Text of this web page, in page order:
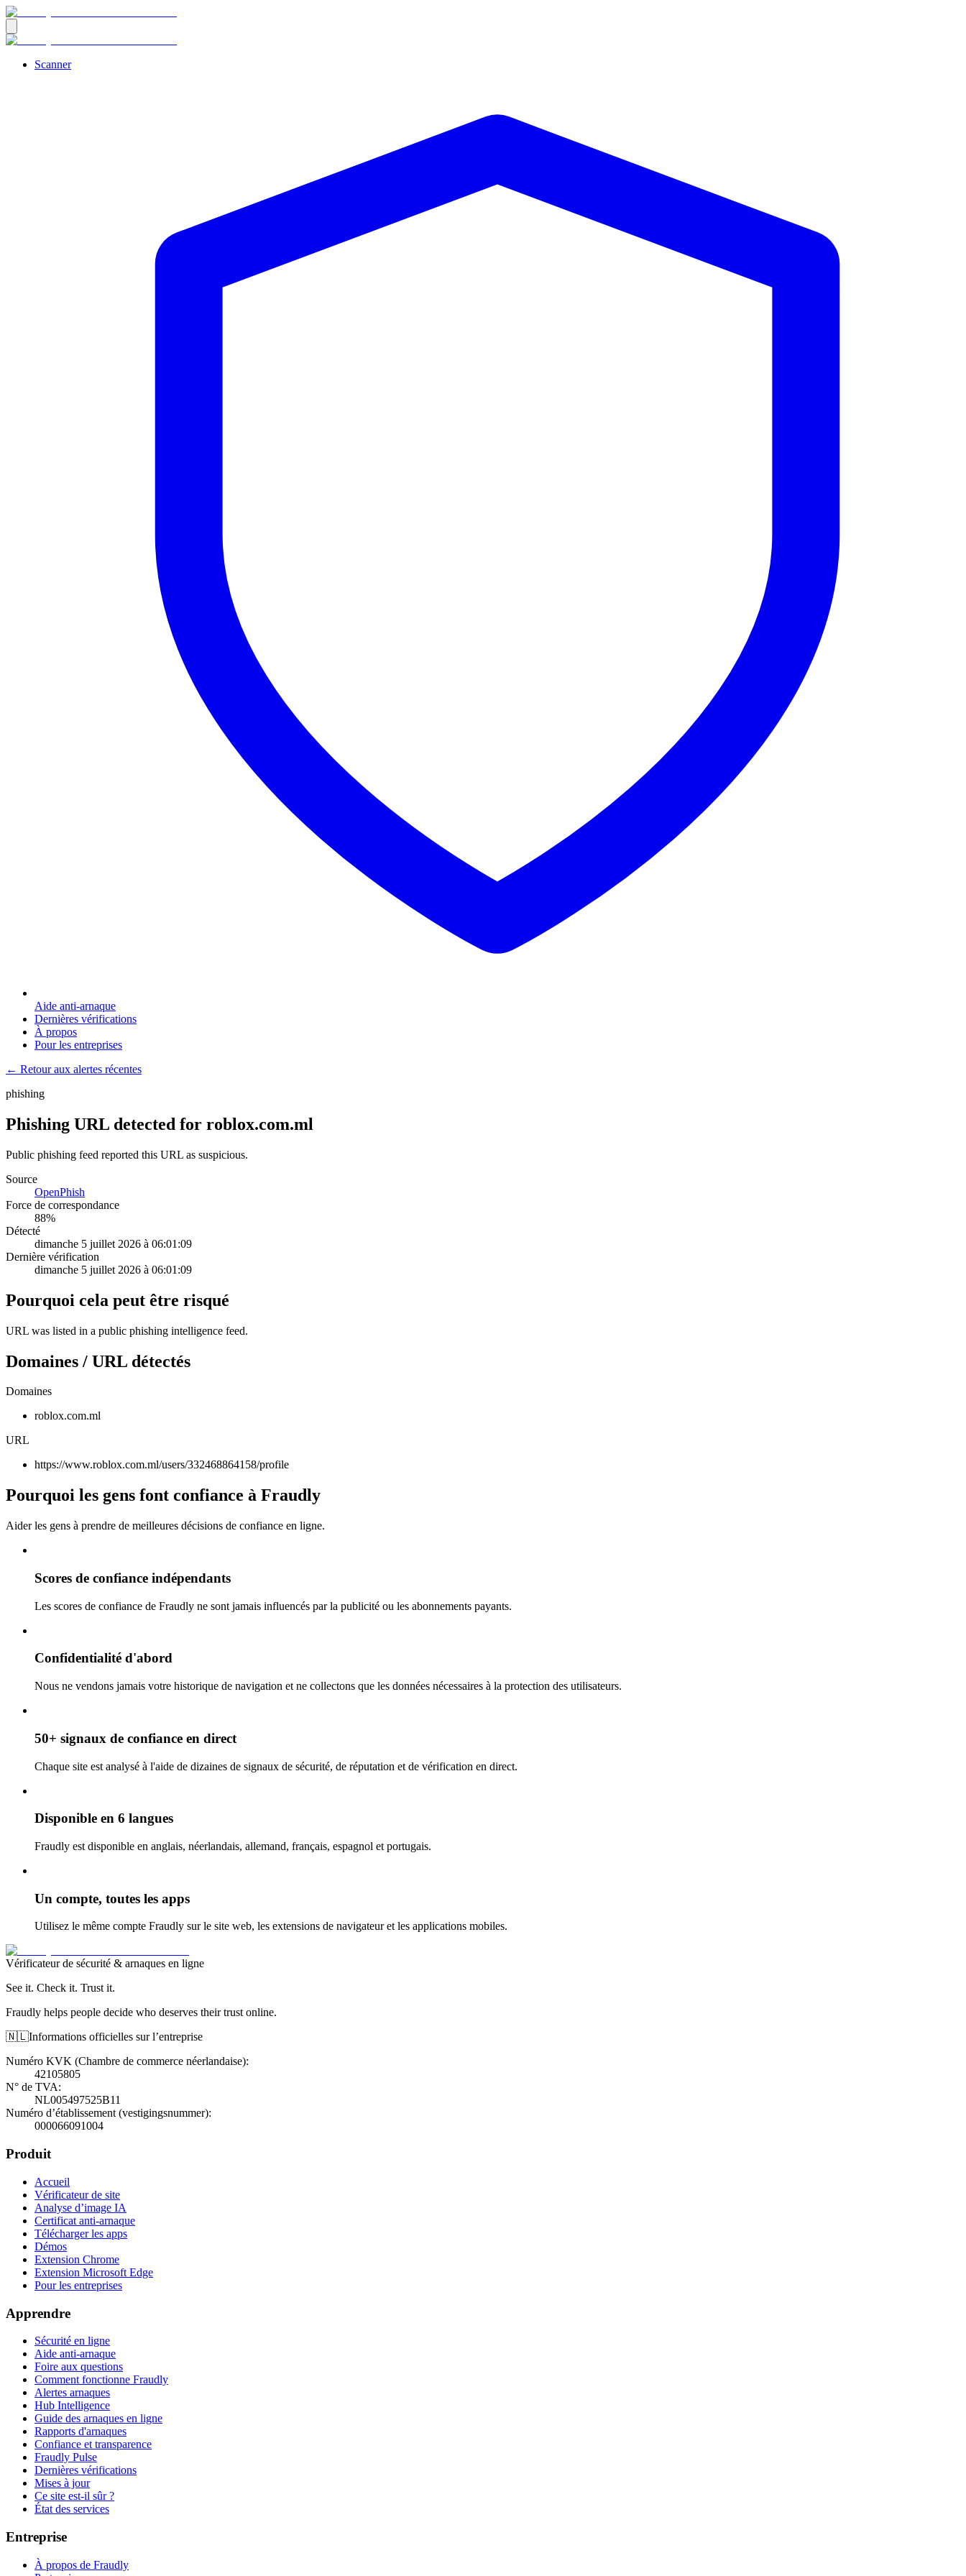
Scanner
Aide anti-arnaque
Dernières vérifications
À propos
Pour les entreprises
← Retour aux alertes récentes
phishing
Phishing URL detected for roblox.com.ml
Public phishing feed reported this URL as suspicious.
Source
OpenPhish
Force de correspondance
88%
Détecté
dimanche 5 juillet 2026 à 06:01:09
Dernière vérification
dimanche 5 juillet 2026 à 06:01:09
Pourquoi cela peut être risqué
URL was listed in a public phishing intelligence feed.
Domaines / URL détectés
Domaines
roblox.com.ml
URL
https://www.roblox.com.ml/users/332468864158/profile
Pourquoi les gens font confiance à Fraudly
Aider les gens à prendre de meilleures décisions de confiance en ligne.
Scores de confiance indépendants
Les scores de confiance de Fraudly ne sont jamais influencés par la publicité ou les abonnements payants.
Confidentialité d'abord
Nous ne vendons jamais votre historique de navigation et ne collectons que les données nécessaires à la protection des utilisateurs.
50+ signaux de confiance en direct
Chaque site est analysé à l'aide de dizaines de signaux de sécurité, de réputation et de vérification en direct.
Disponible en 6 langues
Fraudly est disponible en anglais, néerlandais, allemand, français, espagnol et portugais.
Un compte, toutes les apps
Utilisez le même compte Fraudly sur le site web, les extensions de navigateur et les applications mobiles.
Vérificateur de sécurité & arnaques en ligne
See it. Check it. Trust it.
Fraudly helps people decide who deserves their trust online.
🇳🇱Informations officielles sur l’entreprise
Numéro KVK (Chambre de commerce néerlandaise):
42105805
N° de TVA:
NL005497525B11
Numéro d’établissement (vestigingsnummer):
000066091004
Produit
Accueil
Vérificateur de site
Analyse d’image IA
Certificat anti-arnaque
Télécharger les apps
Démos
Extension Chrome
Extension Microsoft Edge
Pour les entreprises
Apprendre
Sécurité en ligne
Aide anti-arnaque
Foire aux questions
Comment fonctionne Fraudly
Alertes arnaques
Hub Intelligence
Guide des arnaques en ligne
Rapports d'arnaques
Confiance et transparence
Fraudly Pulse
Dernières vérifications
Mises à jour
Ce site est-il sûr ?
État des services
Entreprise
À propos de Fraudly